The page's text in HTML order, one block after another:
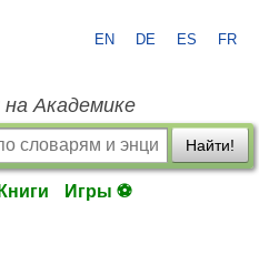
EN DE ES FR
на Академике
Найти!
Книги Игры ⚽